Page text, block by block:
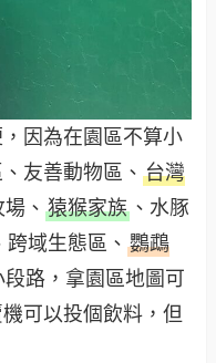
因為在園區不算小
友善動物區、台灣
場、猿猴家族 、水豚
跨域生態區、鸚鵡
路，拿園區地圖可
可以投個飲料，但